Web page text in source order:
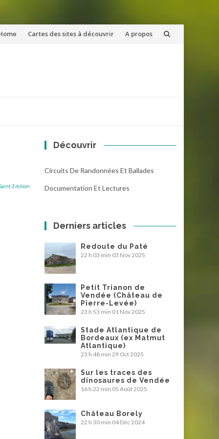
Cartes des sites à découvrir A propos
Emilion
Découvrir
Circuits De Randonnées Et Ballades
Documentation Et Lectures
Derniers articles
Redoute du Paté
22 h 03 min 03 Nov 2025
Petit Trianon de
Vendée (Château de
Pierre-Levée)
23 h 53 min 01 Nov 2025
Stade Atlantique de
Bordeaux (ex Matmut
Atlantique)
23 h 48 min 29 Oct 2025
Sur les traces des
dinosaures de Vendée
16 h 22 min 05 Août 2025
Château Borely
22 h 30 min 04 Déc 2024